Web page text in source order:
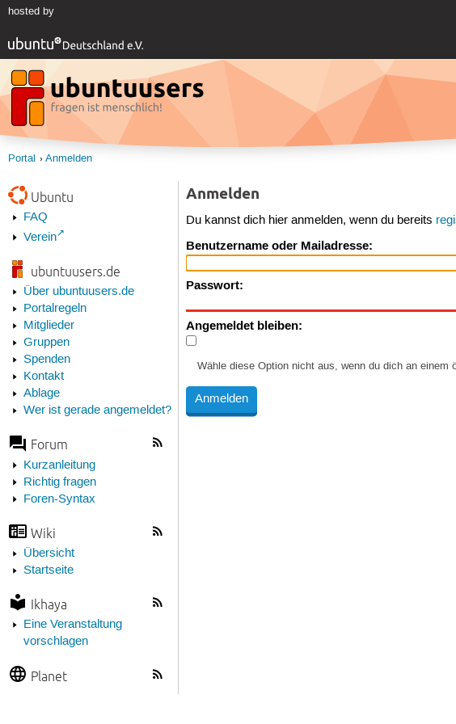
hosted by
Portal Anmelden
Ubuntu
FAQ
Verein
ubuntuusers.de
Über ubuntuusers.de
Portalregeln
Mitglieder
Gruppen
Spenden
Kontakt
Ablage
Wer ist gerade angemeldet?
Forum
Kurzanleitung
Richtig fragen
Foren-Syntax
Wiki
Übersicht
Startseite
Ikhaya
Eine Veranstaltung
vorschlagen
Planet
Anmelden
Du kannst dich hier anmelden, wenn du bereits
Benutzername oder Mailadresse:
Passwort:
Angemeldet bleiben:
Wähle diese Option nicht aus, wenn du dich an